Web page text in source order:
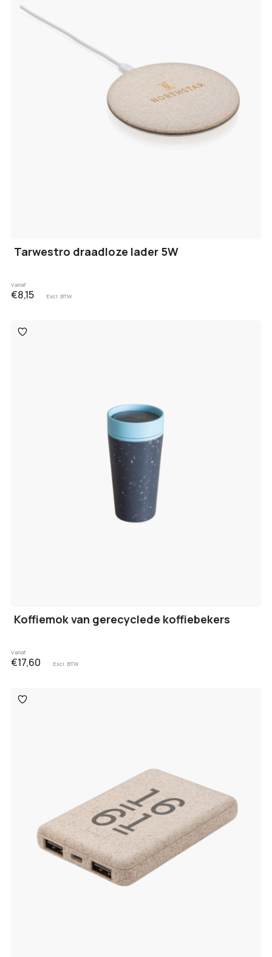
Tarwestro draadloze lader 5W
Vanaf
€8,15 Excl. BTW
Toevoegen
aan
Koffiemok van gerecyclede koffiebekers
Vanaf
€17,60 Excl. BTW
Toevoegen
aan